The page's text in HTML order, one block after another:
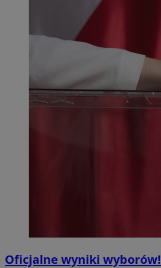
Oficjalne wyniki wyborów!